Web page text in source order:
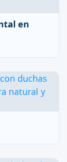
en